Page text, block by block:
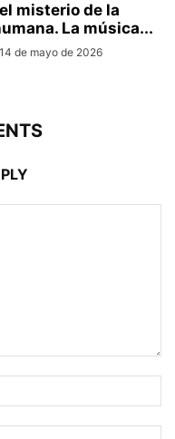
misterio de la
La música...
14 de mayo de 2026